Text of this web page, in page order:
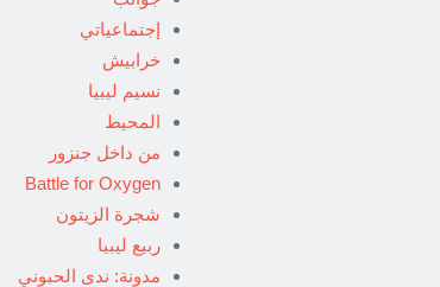
إجتماعياتي
خرابيش
نسيم ليبيا
المحيط
من داخل جنزور
Battle for Oxygen
شجرة الزيتون
ربيع ليبيا
مدونة: ندى الحبوني